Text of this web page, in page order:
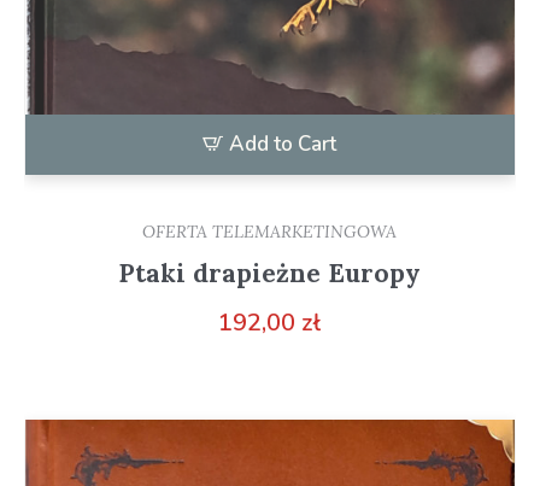
Add to Cart
OFERTA TELEMARKETINGOWA
Ptaki drapieżne Europy
192,00 zł